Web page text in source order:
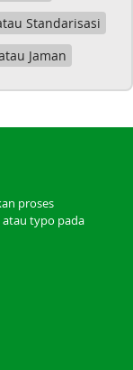
Standarisasi
Jaman
proses
atau typo pada